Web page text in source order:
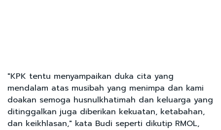
"KPK tentu menyampaikan duka cita yang
mendalam atas musibah yang menimpa dan kami
doakan semoga husnulkhatimah dan keluarga yang
ditinggalkan juga diberikan kekuatan, ketabahan,
dan keikhlasan," kata Budi seperti dikutip RMOL,